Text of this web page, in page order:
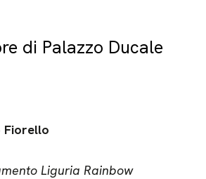
di Palazzo Ducale
Fiorello
Liguria Rainbow